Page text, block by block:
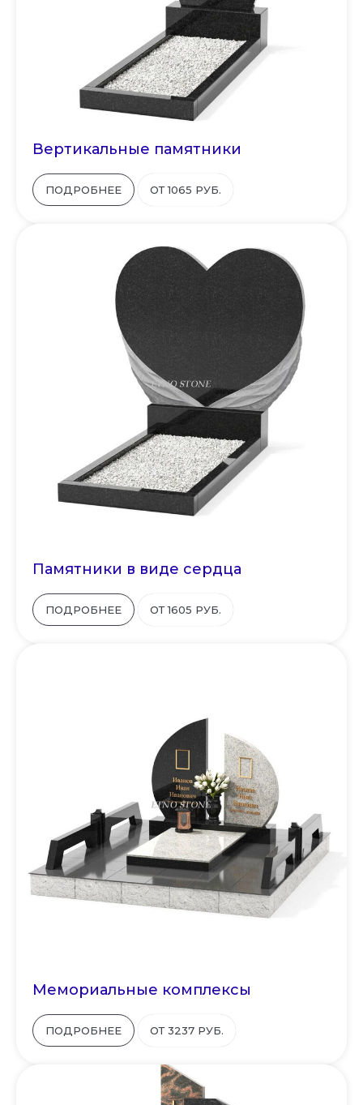
Вертикальные памятники
ПОДРОБНЕЕ ОТ 1065 РУБ.
Памятники в виде сердца
ПОДРОБНЕЕ ОТ 1605 РУБ.
Мемориальные комплексы
ПОДРОБНЕЕ ОТ 3237 РУБ.